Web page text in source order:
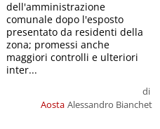
Aosta
di
Alessandro Bianchet
dell'amministrazione
comunale dopo l'esposto
presentato da residenti della
zona; promessi anche
maggiori controlli e ulteriori
inter...